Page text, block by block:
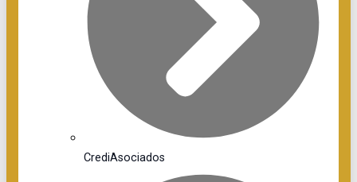
CrediAsociados